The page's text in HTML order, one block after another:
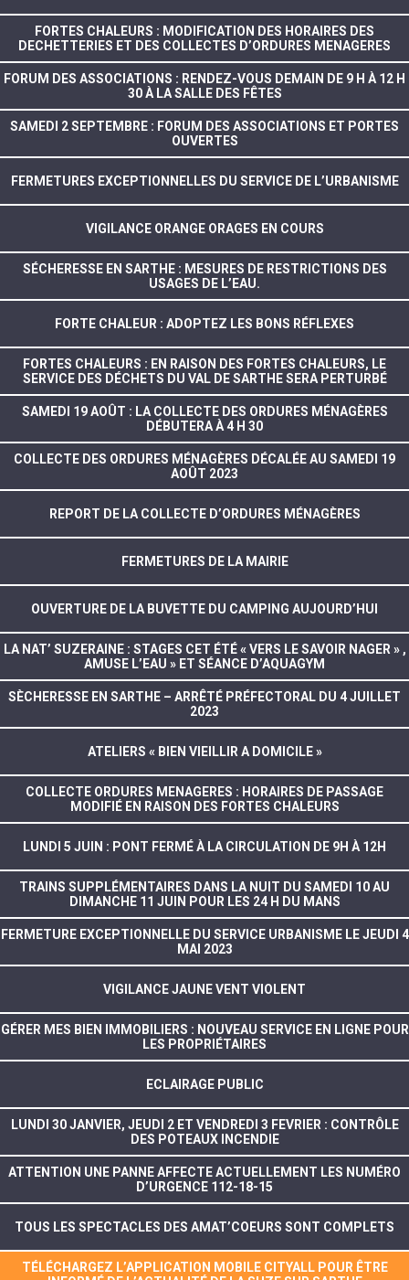
FORTES CHALEURS : MODIFICATION DES HORAIRES DES
DECHETTERIES ET DES COLLECTES D’ORDURES MENAGERES
FORUM DES ASSOCIATIONS : RENDEZ-VOUS DEMAIN DE 9 H À 12 H
30 À LA SALLE DES FÊTES
SAMEDI 2 SEPTEMBRE : FORUM DES ASSOCIATIONS ET PORTES
OUVERTES
FERMETURES EXCEPTIONNELLES DU SERVICE DE L’URBANISME
VIGILANCE ORANGE ORAGES EN COURS
SÉCHERESSE EN SARTHE : MESURES DE RESTRICTIONS DES
USAGES DE L’EAU.
FORTE CHALEUR : ADOPTEZ LES BONS RÉFLEXES
FORTES CHALEURS : EN RAISON DES FORTES CHALEURS, LE
SERVICE DES DÉCHETS DU VAL DE SARTHE SERA PERTURBÉ
SAMEDI 19 AOÛT : LA COLLECTE DES ORDURES MÉNAGÈRES
DÉBUTERA À 4 H 30
COLLECTE DES ORDURES MÉNAGÈRES DÉCALÉE AU SAMEDI 19
AOÛT 2023
REPORT DE LA COLLECTE D’ORDURES MÉNAGÈRES
FERMETURES DE LA MAIRIE
OUVERTURE DE LA BUVETTE DU CAMPING AUJOURD’HUI
LA NAT’ SUZERAINE : STAGES CET ÉTÉ « VERS LE SAVOIR NAGER » ,
AMUSE L’EAU » ET SÉANCE D’AQUAGYM
SÈCHERESSE EN SARTHE – ARRÊTÉ PRÉFECTORAL DU 4 JUILLET
2023
ATELIERS « BIEN VIEILLIR A DOMICILE »
COLLECTE ORDURES MENAGERES : HORAIRES DE PASSAGE
MODIFIÉ EN RAISON DES FORTES CHALEURS
LUNDI 5 JUIN : PONT FERMÉ À LA CIRCULATION DE 9H À 12H
TRAINS SUPPLÉMENTAIRES DANS LA NUIT DU SAMEDI 10 AU
DIMANCHE 11 JUIN POUR LES 24 H DU MANS
FERMETURE EXCEPTIONNELLE DU SERVICE URBANISME LE JEUDI 4
MAI 2023
VIGILANCE JAUNE VENT VIOLENT
GÉRER MES BIEN IMMOBILIERS : NOUVEAU SERVICE EN LIGNE POUR
LES PROPRIÉTAIRES
ECLAIRAGE PUBLIC
LUNDI 30 JANVIER, JEUDI 2 ET VENDREDI 3 FEVRIER : CONTRÔLE
DES POTEAUX INCENDIE
ATTENTION UNE PANNE AFFECTE ACTUELLEMENT LES NUMÉRO
D’URGENCE 112-18-15
TOUS LES SPECTACLES DES AMAT’COEURS SONT COMPLETS
TÉLÉCHARGEZ L’APPLICATION MOBILE CITYALL POUR ÊTRE